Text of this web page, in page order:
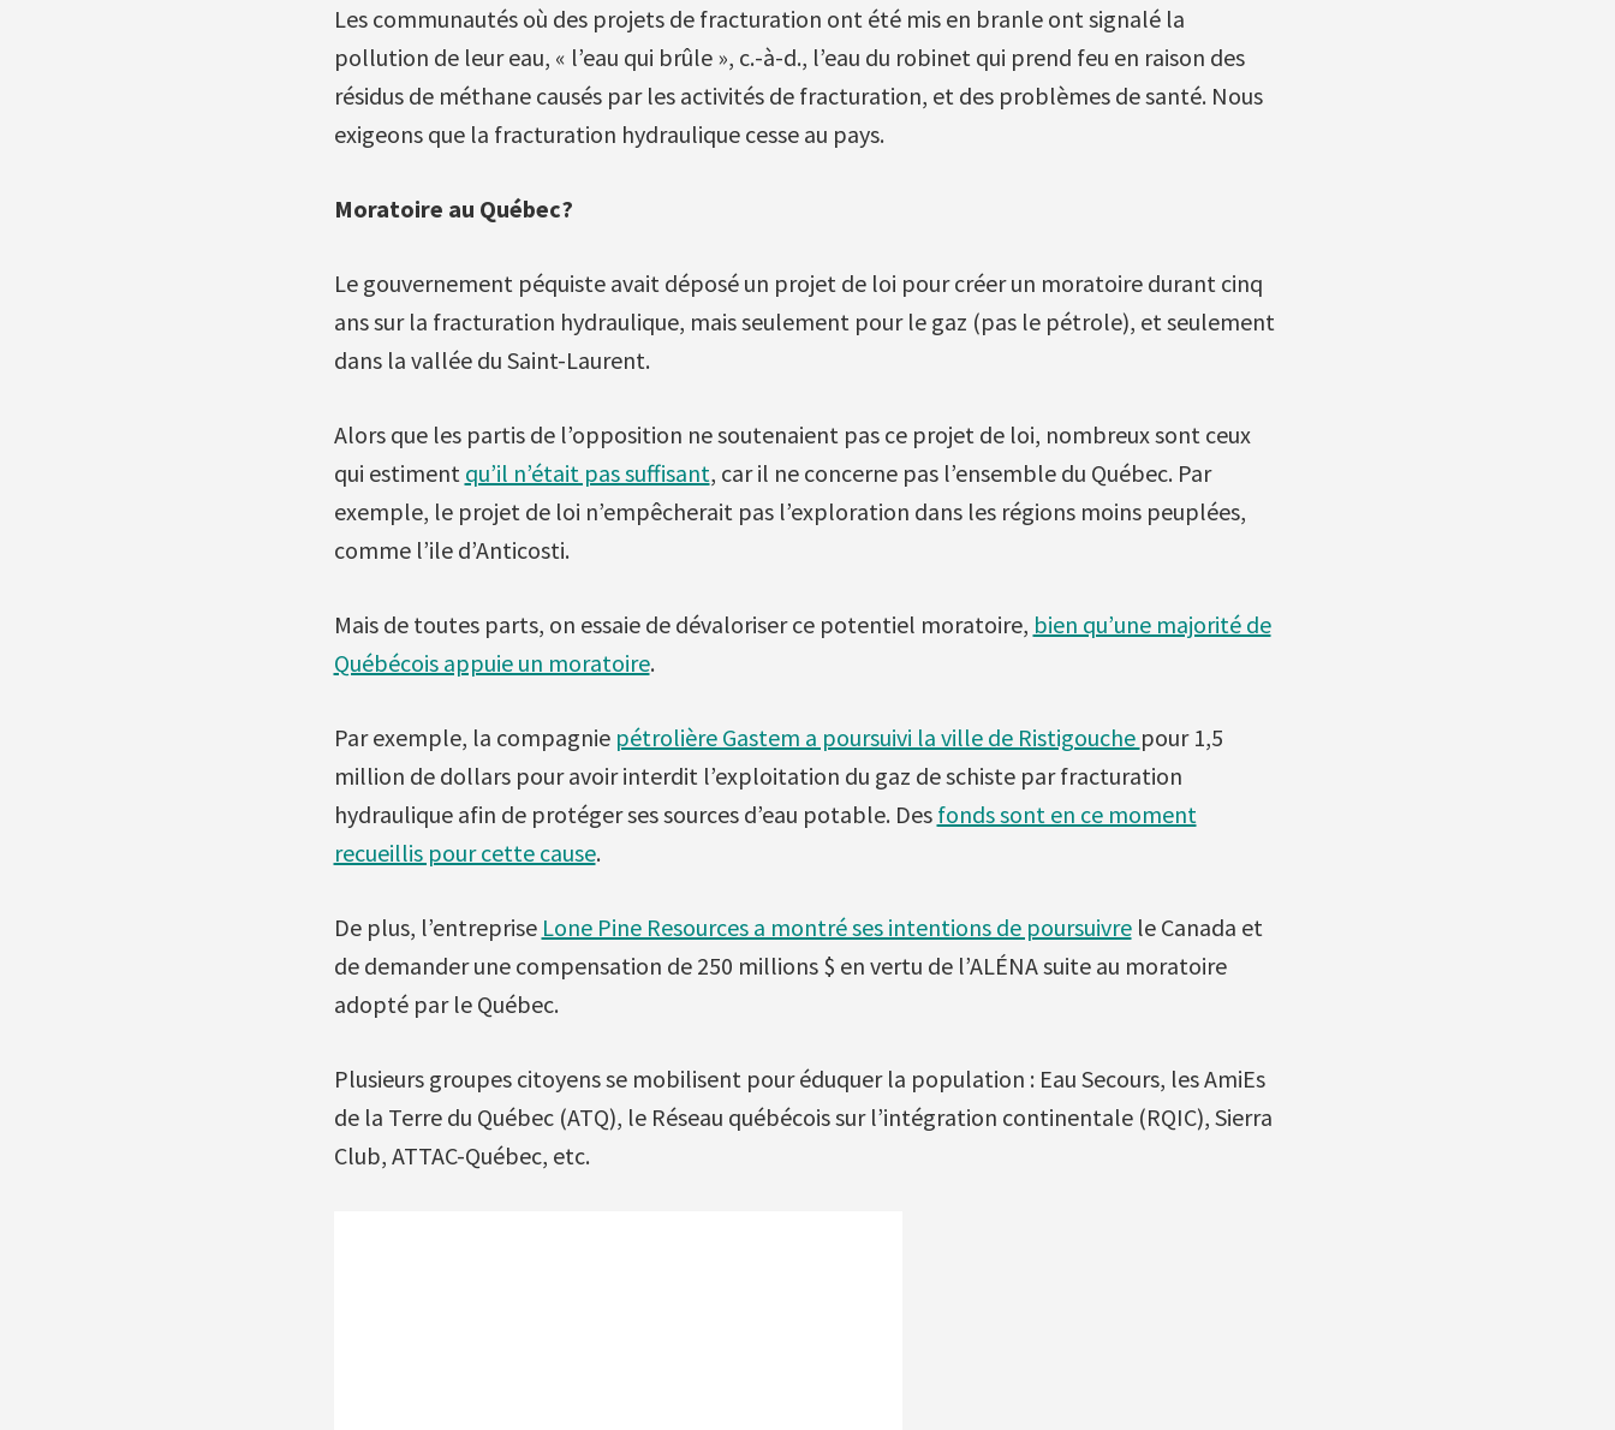
Les communautés où des projets de fracturation ont été mis en branle ont signalé la
pollution de leur eau, « l’eau qui brûle », c.-à-d., l’eau du robinet qui prend feu en raison des
résidus de méthane causés par les activités de fracturation, et des problèmes de santé. Nous
exigeons que la fracturation hydraulique cesse au pays.
Moratoire au Québec?
Le gouvernement péquiste avait déposé un projet de loi pour créer un moratoire durant cinq
ans sur la fracturation hydraulique, mais seulement pour le gaz (pas le pétrole), et seulement
dans la vallée du Saint-Laurent.
Alors que les partis de l’opposition ne soutenaient pas ce projet de loi, nombreux sont ceux
qui estiment qu’il n’était pas suffisant, car il ne concerne pas l’ensemble du Québec. Par
exemple, le projet de loi n’empêcherait pas l’exploration dans les régions moins peuplées,
comme l’ile d’Anticosti.
Mais de toutes parts, on essaie de dévaloriser ce potentiel moratoire, bien qu’une majorité de
Québécois appuie un moratoire.
Par exemple, la compagnie pétrolière Gastem a poursuivi la ville de Ristigouche pour 1,5
million de dollars pour avoir interdit l’exploitation du gaz de schiste par fracturation
hydraulique afin de protéger ses sources d’eau potable. Des fonds sont en ce moment
recueillis pour cette cause.
De plus, l’entreprise Lone Pine Resources a montré ses intentions de poursuivrele Canada et
de demander une compensation de 250 millions $ en vertu de l’ALÉNA suite au moratoire
adopté par le Québec.
Plusieurs groupes citoyens se mobilisent pour éduquer la population : Eau Secours, les AmiEs
de la Terre du Québec (ATQ), le Réseau québécois sur l’intégration continentale (RQIC), Sierra
Club, ATTAC-Québec, etc.